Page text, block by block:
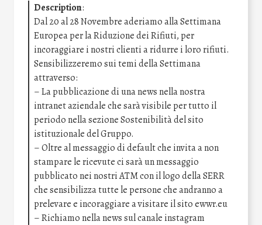
Description:
Dal 20 al 28 Novembre aderiamo alla Settimana
Europea per la Riduzione dei Rifiuti, per
incoraggiare i nostri clienti a ridurre i loro rifiuti.
Sensibilizzeremo sui temi della Settimana
attraverso:
– La pubblicazione di una news nella nostra
intranet aziendale che sarà visibile per tutto il
periodo nella sezione Sostenibilità del sito
istituzionale del Gruppo.
– Oltre al messaggio di default che invita a non
stampare le ricevute ci sarà un messaggio
pubblicato nei nostri ATM con il logo della SERR
che sensibilizza tutte le persone che andranno a
prelevare e incoraggiare a visitare il sito ewwr.eu
– Richiamo nella news sul canale instagram